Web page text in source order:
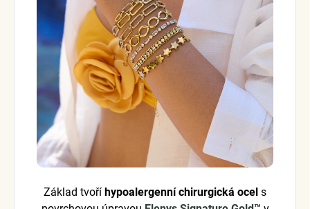
Základ tvoří hypoalergenní chirurgická ocel s